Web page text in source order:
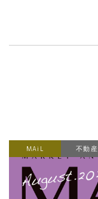
MAiL 不動産